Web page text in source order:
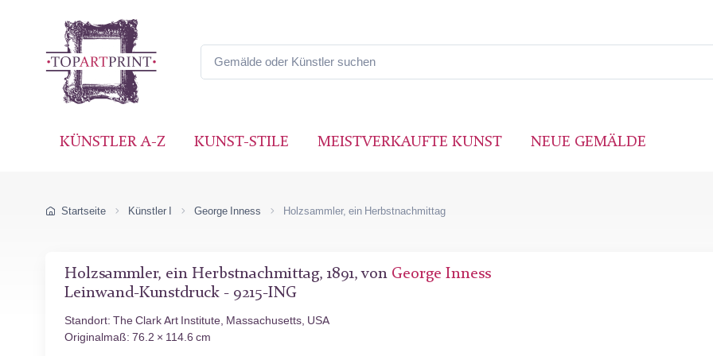
KÜNSTLER A-Z KUNST-STILE MEISTVERKAUFTE KUNST NEUE GEMÄLDE
Startseite Künstler I George Inness Holzsammler, ein Herbstnachmittag
Holzsammler, ein Herbstnachmittag, 1891, von George Inness
Leinwand-Kunstdruck - 9215-ING
Standort: The Clark Art Institute, Massachusetts, USA
Originalmaß: 76.2 × 114.6 cm